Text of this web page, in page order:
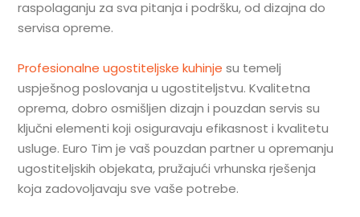
raspolaganju za sva pitanja i podršku, od dizajna do
servisa opreme.
Profesionalne ugostiteljske kuhinje su temelj
uspješnog poslovanja u ugostiteljstvu. Kvalitetna
oprema, dobro osmišljen dizajn i pouzdan servis su
ključni elementi koji osiguravaju efikasnost i kvalitetu
usluge. Euro Tim je vaš pouzdan partner u opremanju
ugostiteljskih objekata, pružajući vrhunska rješenja
koja zadovoljavaju sve vaše potrebe.